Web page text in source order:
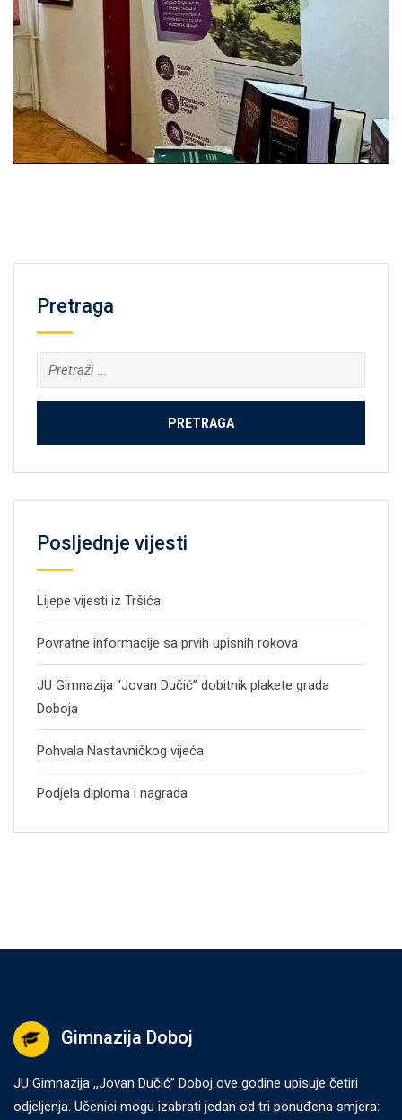
Pretraga
Pretraga:
Posljednje vijesti
Lijepe vijesti iz Tršića
Povratne informacije sa prvih upisnih rokova
JU Gimnazija “Jovan Dučić” dobitnik plakete grada
Doboja
Pohvala Nastavničkog vijeća
Podjela diploma i nagrada
Gimnazija Doboj
JU Gimnazija ,,Jovan Dučić” Doboj ove godine upisuje četiri
odjeljenja. Učenici mogu izabrati jedan od tri ponuđena smjera: